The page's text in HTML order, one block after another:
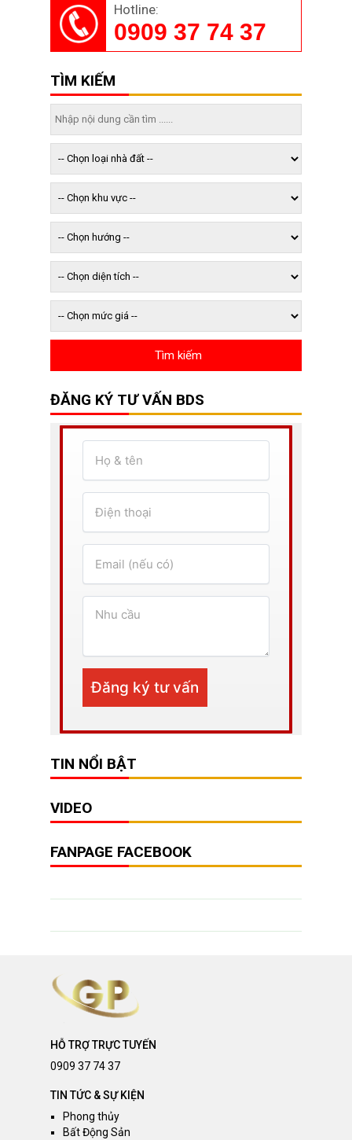
Hotline:
0909 37 74 37
TÌM KIẾM
ĐĂNG KÝ TƯ VẤN BDS
TIN NỔI BẬT
VIDEO
FANPAGE FACEBOOK
HỖ TRỢ TRỰC TUYẾN
0909 37 74 37
TIN TỨC & SỰ KIỆN
Phong thủy
Bất Động Sản